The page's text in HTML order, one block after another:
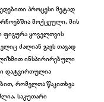
პროცესი მეტად
მოქცეული. მის
ფიგურა ყოველთვის
ძალიან გავს თავად
ინსპირირებული
დატვირთულია
რომელთა წაკითხვა
საკუთარი